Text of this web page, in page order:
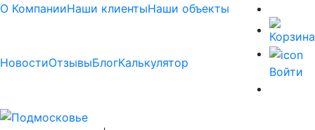
О КомпанииНаши клиентыНаши объекты
НовостиОтзывыБлогКалькулятор
Войти